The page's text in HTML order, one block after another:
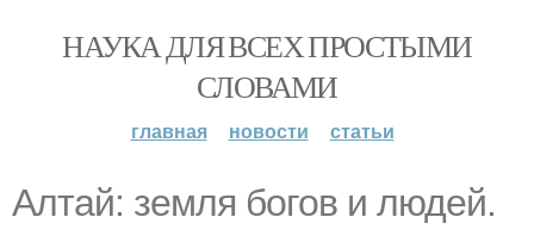
НАУКА ДЛЯ ВСЕХ ПРОСТЫМИ
СЛОВАМИ
главная новости статьи
Алтай: земля богов и людей.